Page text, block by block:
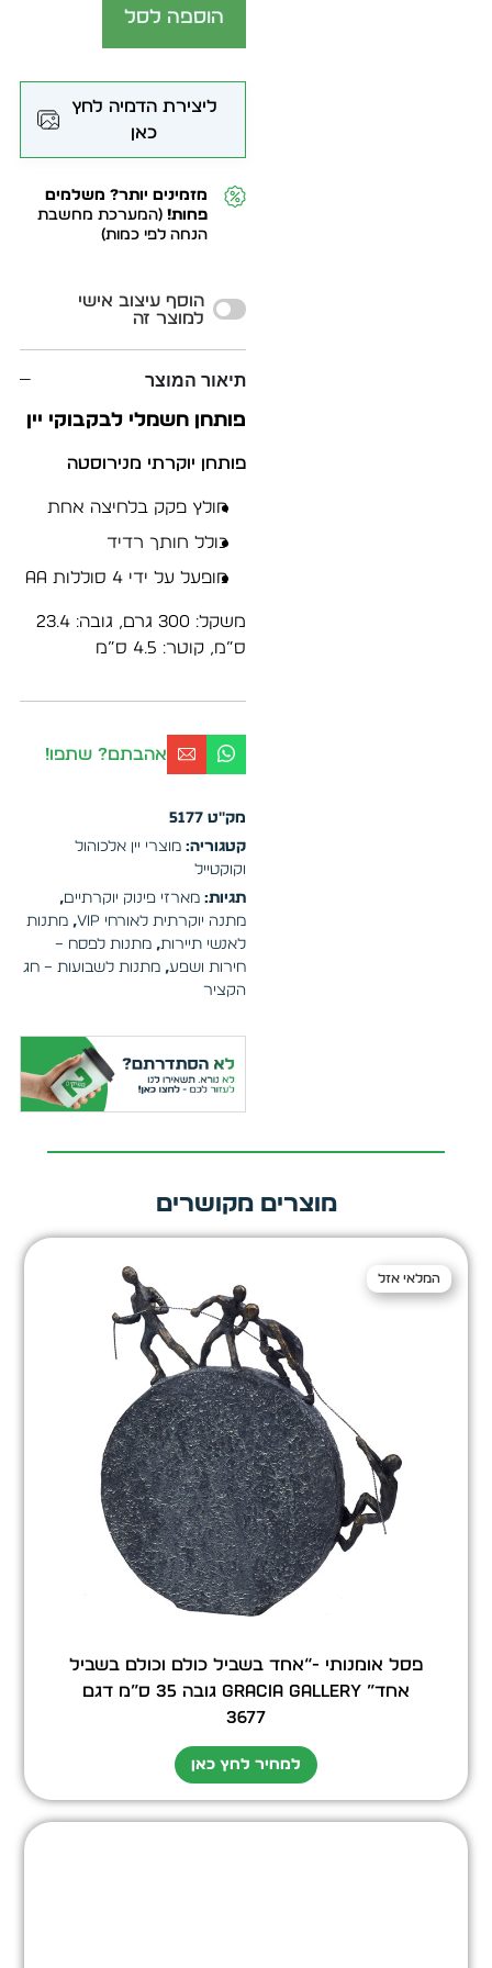
הוספה לסל
ליצירת הדמיה לחץ
כאן
מזמינים יותר? משלמים
פחות! (המערכת מחשבת
הנחה לפי כמות)
הוסף עיצוב אישי
למוצר זה
תיאור המוצר
פותחן חשמלי לבקבוקי יין
פותחן יוקרתי מנירוסטה
חולץ פקק בלחיצה אחת
כולל חותך רדיד
מופעל על ידי 4 סוללות AA
משקל: 300 גרם, גובה: 23.4
ס”מ, קוטר: 4.5 ס”מ
אהבתם? שתפו!
מק"ט 5177
קטגוריה: מוצרי יין אלכוהול
וקוקטייל
תגיות: מארזי פינוק יוקרתיים,
מתנה יוקרתית לאורחי VIP
, מתנות
לאנשי תיירות, מתנות לפסח –
חירות ושפע, מתנות לשבועות – חג
הקציר
מוצרים מקושרים
המלאי אזל
המלאי אזל
פסל אומנותי -“אחד בשביל כולם וכולם בשביל
אחד” GRACIA GALLERY גובה 35 ס”מ דגם
3677
למחיר לחץ כאן